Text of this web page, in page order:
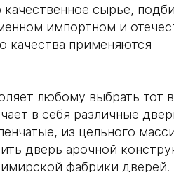
сырье,
импортном и
качества применяются
любому выбрать тот
в себя различные
из цельного
дверь арочной
фабрики дверей.